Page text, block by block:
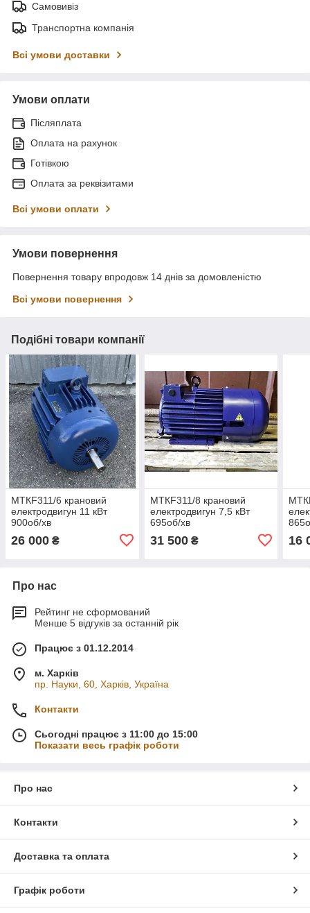
Самовивіз
Транспортна компанія
Всі умови доставки
Умови оплати
Післяплата
Оплата на рахунок
Готівкою
Оплата за реквізитами
Всі умови оплати
Умови повернення
Повернення товару впродовж 14 днів за домовленістю
Всі умови повернення
Подібні товари компанії
МТКF311/6 крановий
електродвигун 11 кВт
900об/хв
26 000 ₴
МТКF311/8 крановий
електродвигун 7,5 кВт
695об/хв
31 500₴ 16
Про нас
Рейтинг не сформований
Менше 5 відгуків за останній рік
Працює з 01.12.2014
м. Харків
пр. Науки, 60, Харків, Україна
Контакти
Сьогодні працює з 11:00 до 15:00
Показати весь графік роботи
Про нас
Контакти
Доставка та оплата
Графік роботи